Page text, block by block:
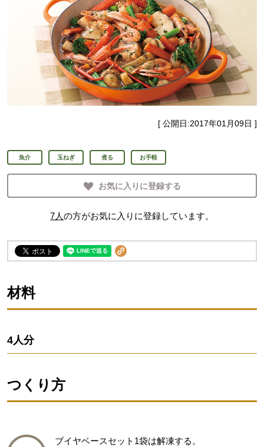
[ 公開日:2017年01月09日 ]
魚介 玉ねぎ 煮る お手軽
お気に入りに登録する
7人の方がお気に入りに登録しています。
材料
4人分
つくり方
ブイヤベースセット1袋は解凍する。